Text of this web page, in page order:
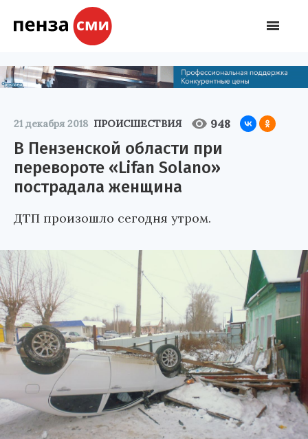
21 декабря 2018 ПРОИСШЕСТВИЯ 948
В Пензенской области при
перевороте «Lifan Solano»
пострадала женщина
ДТП произошло сегодня утром.